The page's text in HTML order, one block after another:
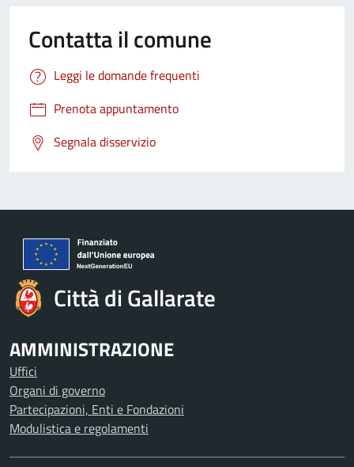
Contatta il comune
Leggi le domande frequenti
Prenota appuntamento
Segnala disservizio
Città di Gallarate
AMMINISTRAZIONE
Uffici
Organi di governo
Partecipazioni, Enti e Fondazioni
Modulistica e regolamenti